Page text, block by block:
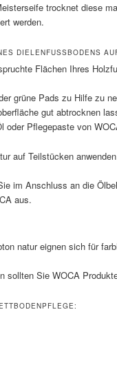
trocknet diese
werden.
DIELENFUSSBODENS
Flächen Ihres
grüne Pads zu Hilfe zu
gut abtrocknen
oder Pflegepaste von
auf Teilstücken
im Anschluss an die
aus.
natur eignen sich für
sollten Sie WOCA